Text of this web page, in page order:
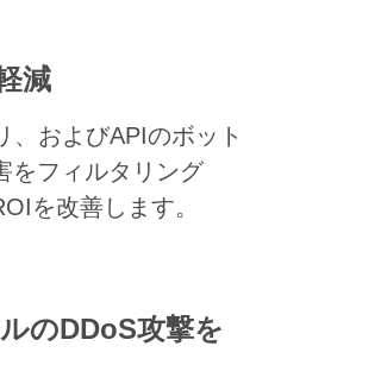
減
、およびAPIのボット
をフィルタリング
を改善します。
のDDoS攻撃を